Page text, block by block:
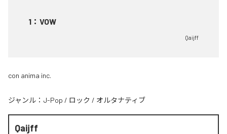
1 ： VOW
Qaijff
con anima inc.
ジャンル： J-Pop / ロック / オルタナティブ
Qaijff